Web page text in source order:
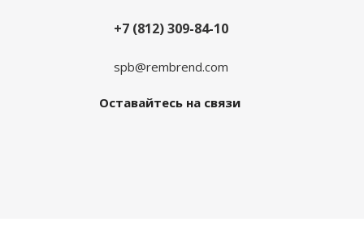
+7 (812) 309-84-10
spb@rembrend.com
Оставайтесь на связи